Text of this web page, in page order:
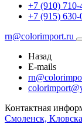
+7 (910) 710-
+7 (915) 630-
rn@colorimport.ru
Назад
E-mails
Контактная
Смоленск,